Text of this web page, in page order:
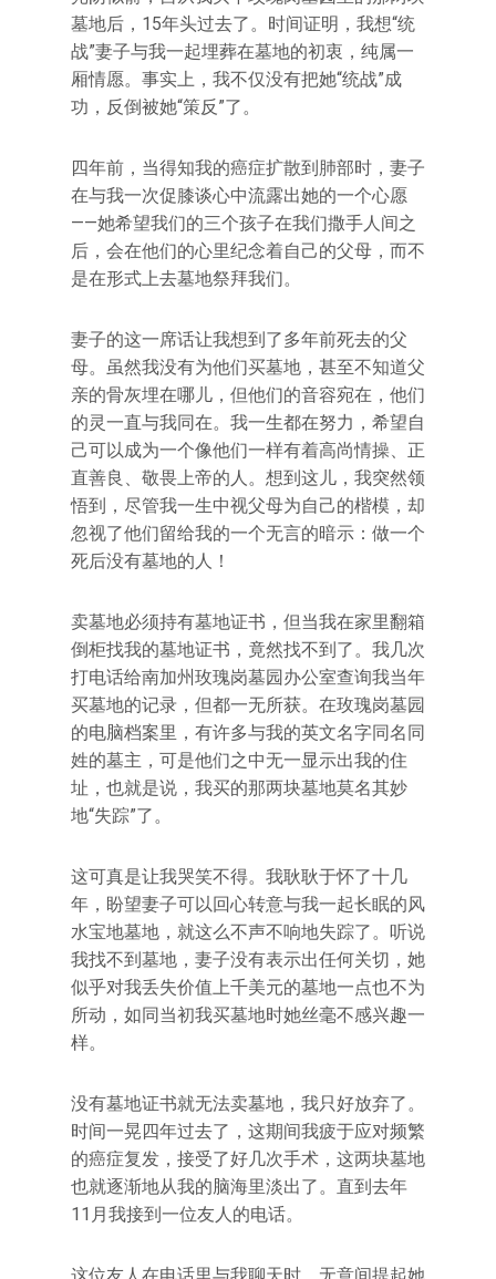
墓地后，15年头过去了。时间证明，我想“统
战”妻子与我一起埋葬在墓地的初衷，纯属一
厢情愿。事实上，我不仅没有把她“统战”成
功，反倒被她“策反”了。
四年前，当得知我的癌症扩散到肺部时，妻子
在与我一次促膝谈心中流露出她的一个心愿
——她希望我们的三个孩子在我们撒手人间之
后，会在他们的心里纪念着自己的父母，而不
是在形式上去墓地祭拜我们。
妻子的这一席话让我想到了多年前死去的父
母。虽然我没有为他们买墓地，甚至不知道父
亲的骨灰埋在哪儿，但他们的音容宛在，他们
的灵一直与我同在。我一生都在努力，希望自
己可以成为一个像他们一样有着高尚情操、正
直善良、敬畏上帝的人。想到这儿，我突然领
悟到，尽管我一生中视父母为自己的楷模，却
忽视了他们留给我的一个无言的暗示：做一个
死后没有墓地的人！
卖墓地必须持有墓地证书，但当我在家里翻箱
倒柜找我的墓地证书，竟然找不到了。我几次
打电话给南加州玫瑰岗墓园办公室查询我当年
买墓地的记录，但都一无所获。在玫瑰岗墓园
的电脑档案里，有许多与我的英文名字同名同
姓的墓主，可是他们之中无一显示出我的住
址，也就是说，我买的那两块墓地莫名其妙
地“失踪”了。
这可真是让我哭笑不得。我耿耿于怀了十几
年，盼望妻子可以回心转意与我一起长眠的风
水宝地墓地，就这么不声不响地失踪了。听说
我找不到墓地，妻子没有表示出任何关切，她
似乎对我丢失价值上千美元的墓地一点也不为
所动，如同当初我买墓地时她丝毫不感兴趣一
样。
没有墓地证书就无法卖墓地，我只好放弃了。
时间一晃四年过去了，这期间我疲于应对频繁
的癌症复发，接受了好几次手术，这两块墓地
也就逐渐地从我的脑海里淡出了。直到去年
11月我接到一位友人的电话。